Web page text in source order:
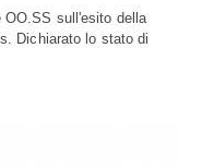
OO.SS sull'esito della
Dichiarato lo stato di